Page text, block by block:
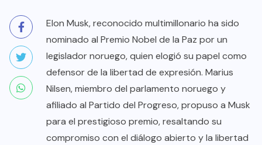
Elon Musk, reconocido multimillonario ha sido
nominado al Premio Nobel de la Paz por un
legislador noruego, quien elogió su papel como
defensor de la libertad de expresión. Marius
Nilsen, miembro del parlamento noruego y
afiliado al Partido del Progreso, propuso a Musk
para el prestigioso premio, resaltando su
compromiso con el diálogo abierto y la libertad